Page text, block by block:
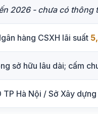
2026 - chưa có thông
hàng CSXH lãi suất
sở hữu lâu dài; cấm
TP Hà Nội / Sở Xây